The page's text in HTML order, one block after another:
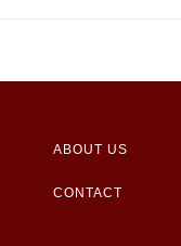
ABOUT US
CONTACT